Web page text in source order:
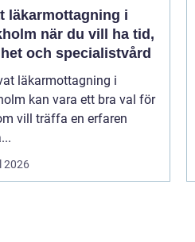
läkarmottagning i
vill ha tid,
och specialistvård
läkarmottagning i
kan vara ett bra val för
vill träffa en erfaren
2026